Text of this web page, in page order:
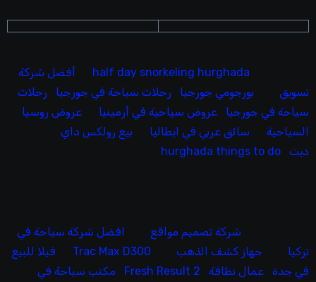
half day snorkeling hurghada
أفضل شركة
تسويق
بورجومي جورجيا رحلات سياحة في جورجيا
رحلات
سياحة في جورجيا
عروض سياحية في أرمينيا
عروض روسيا
السياحية
سائق عربي في ايطاليا
بيع رولكس داي
ديت
hurghada things to do
شركة تصميم مواقع
افضل شركة سياحة في
تركيا
جهاز كشف الذهب Trac Max D300
فيلا للبيع
في جدة
عمال نظافة Fresh Result 2 مكتب سياحة في